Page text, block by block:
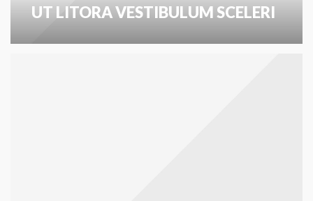
UT LITORA VESTIBULUM SCELERI